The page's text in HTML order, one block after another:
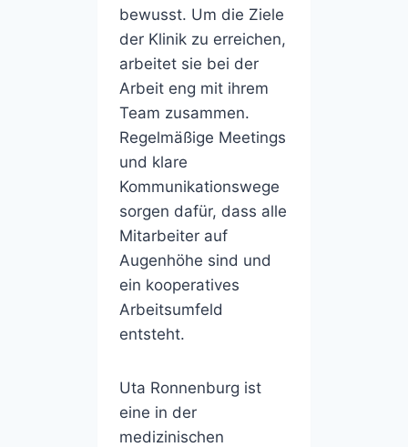
bewusst. Um die Ziele
der Klinik zu erreichen,
arbeitet sie bei der
Arbeit eng mit ihrem
Team zusammen.
Regelmäßige Meetings
und klare
Kommunikationswege
sorgen dafür, dass alle
Mitarbeiter auf
Augenhöhe sind und
ein kooperatives
Arbeitsumfeld
entsteht.
Uta Ronnenburg ist
eine in der
medizinischen